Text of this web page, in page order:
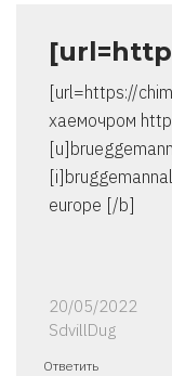
[url=https://
хаемочром
europe [/b]
20/05/2022
SdvillDug
Ответить